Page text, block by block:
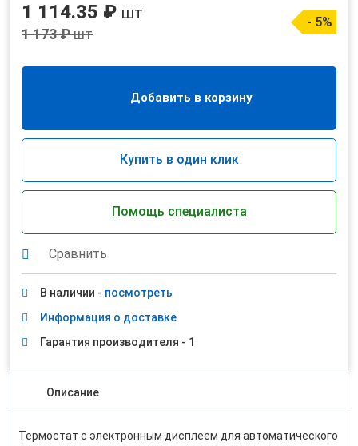
1 114.35 ₽ шт
1 173 ₽шт
- 5%
Добавить в корзину
Купить в один клик
Помощь специалиста
Сравнить
В наличии - посмотреть
Информация о доставке
Гарантия производителя - 1
Описание
Термостат с электронным дисплеем для автоматического